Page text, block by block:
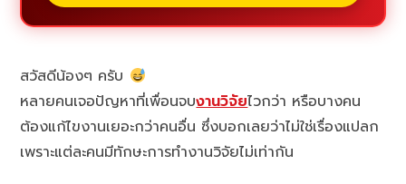
สวัสดีน้องๆ ครับ
หลายคนเจอปัญหาที่เพื่อนจบงานวิจัยไวกว่า หรือบางคน
ต้องแก้ไขงานเยอะกว่าคนอื่น ซึ่งบอกเลยว่าไม่ใช่เรื่องแปลก
เพราะแต่ละคนมีทักษะการทำงานวิจัยไม่เท่ากัน